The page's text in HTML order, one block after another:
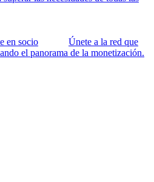
en socio
Únete a la red que
el panorama de la monetización.